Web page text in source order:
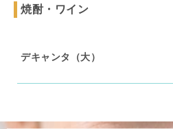
焼酎・ワイン
デキャンタ（大）